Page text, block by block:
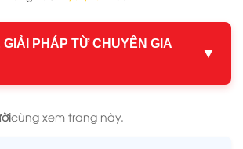
GIẢI PHÁP TỪ CHUYÊN GIA
▼
cùng xem trang này.